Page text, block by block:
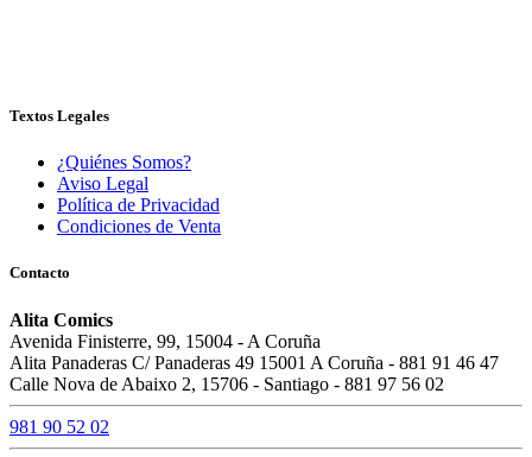
Textos Legales
¿Quiénes Somos?
Aviso Legal
Política de Privacidad
Condiciones de Venta
Contacto
Alita Comics
Avenida Finisterre, 99, 15004 - A Coruña
Alita Panaderas C/ Panaderas 49 15001 A Coruña - 881 91 46 47
Calle Nova de Abaixo 2, 15706 - Santiago - 881 97 56 02
981 90 52 02